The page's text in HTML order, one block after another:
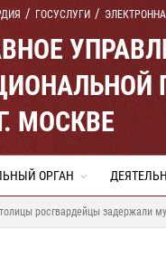
ГОСУСЛУГИ
МОСКВЕ
ОРГАН
росгвардейцы задержали